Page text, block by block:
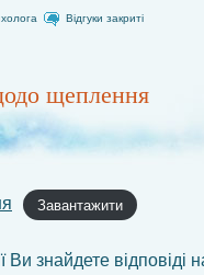
Відгуки закриті
щеплення
Завантажити
Ви знайдете